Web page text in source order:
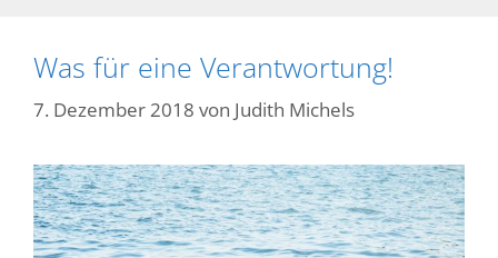
Was für eine Verantwortung!
7. Dezember 2018 von Judith Michels